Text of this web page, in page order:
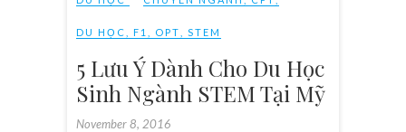
DU HỌC F1 OPT STEM
5 Lưu Ý Dành Cho Du Học
Sinh Ngành STEM Tại Mỹ
November 8, 2016